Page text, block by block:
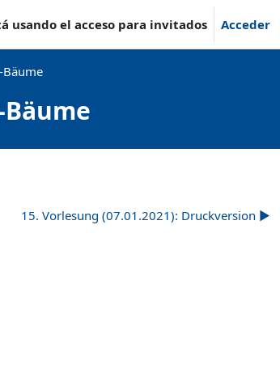
usando el acceso para invitados Acceder
15. Vorlesung (07.01.2021): Druckversion ▶︎